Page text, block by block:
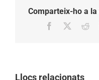
Comparteix-ho a
Facebook
Llocs relacionats